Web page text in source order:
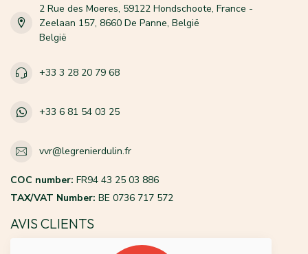
2 Rue des Moeres, 59122 Hondschoote, France -
Zeelaan 157, 8660 De Panne, België
België
+33 3 28 20 79 68
+33 6 81 54 03 25
vvr@legrenierdulin.fr
COC number: FR94 43 25 03 886
TAX/VAT Number: BE 0736 717 572
AVIS CLIENTS